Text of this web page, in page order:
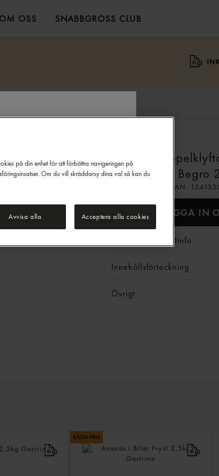
OM OSS SNABBGROSS CLUB
Begro
EAN:
LOGGA IN
Generell produktinfo
Innehållsförteckning
Övrigt
20 år eller äldre.
ÅR ELLER ÄLDRE
på din enhet för att förbättra navigeringen på
Om du vill skräddarsy dina val så kan du
Avvisa alla Acceptera alla cookies